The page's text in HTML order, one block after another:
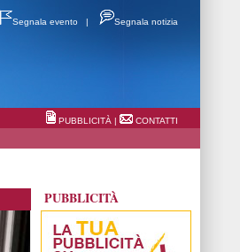
Segnala evento | Segnala notizia
PUBBLICITÀ | CONTATTI
PUBBLICITÀ